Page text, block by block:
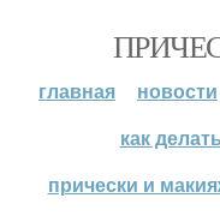
главная новости
как
прически и